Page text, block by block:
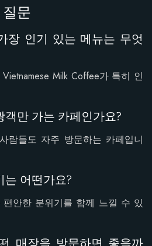
문
장 인기 있는 메뉴는 무엇
Milk Coffee가 특히 인
객만 가는 카페인가요?
람들도 자주 방문하는 카페입니
는 어떤가요?
안한 분위기를 함께 느낄 수 있